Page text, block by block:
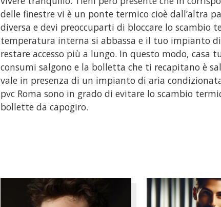
delle finestre vi è un ponte termico cioè dall’altra
diversa e devi preoccuparti di bloccare lo scambio
temperatura interna si abbassa e il tuo impianto
restare accesso più a lungo. In questo modo, casa
consumi salgono e la bolletta che ti recapitano è
vale in presenza di un impianto di aria
pvc Roma sono in grado di evitare lo scambio
bollette da capogiro.